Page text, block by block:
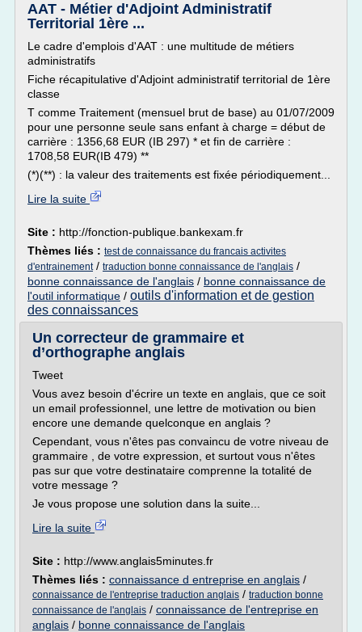
AAT - Métier d'Adjoint Administratif
Territorial 1ère ...
Le cadre d'emplois d'AAT : une multitude de métiers
administratifs
Fiche récapitulative d'Adjoint administratif territorial de 1ère
classe
T comme Traitement (mensuel brut de base) au 01/07/2009
pour une personne seule sans enfant à charge = début de
carrière : 1356,68 EUR (IB 297) * et fin de carrière :
1708,58 EUR(IB 479) **
(*)(**) : la valeur des traitements est fixée périodiquement...
Lire la suite
Site : http://fonction-publique.bankexam.fr
Thèmes liés : test de connaissance du francais activites
d'entrainement/ traduction bonne connaissance de l'anglais /
bonne connaissance de l'anglais / bonne connaissance de
l'outil informatique / outils d'information et de gestion
des connaissances
Un correcteur de grammaire et
d’orthographe anglais
Tweet
Vous avez besoin d'écrire un texte en anglais, que ce soit
un email professionnel, une lettre de motivation ou bien
encore une demande quelconque en anglais ?
Cependant, vous n'êtes pas convaincu de votre niveau de
grammaire , de votre expression, et surtout vous n'êtes
pas sur que votre destinataire comprenne la totalité de
votre message ?
Je vous propose une solution dans la suite...
Lire la suite
Site : http://www.anglais5minutes.fr
Thèmes liés : connaissance d entreprise en anglais /
connaissance de l'entreprise traduction anglais / traduction bonne
connaissance de l'anglais / connaissance de l'entreprise en
anglais / bonne connaissance de l'anglais